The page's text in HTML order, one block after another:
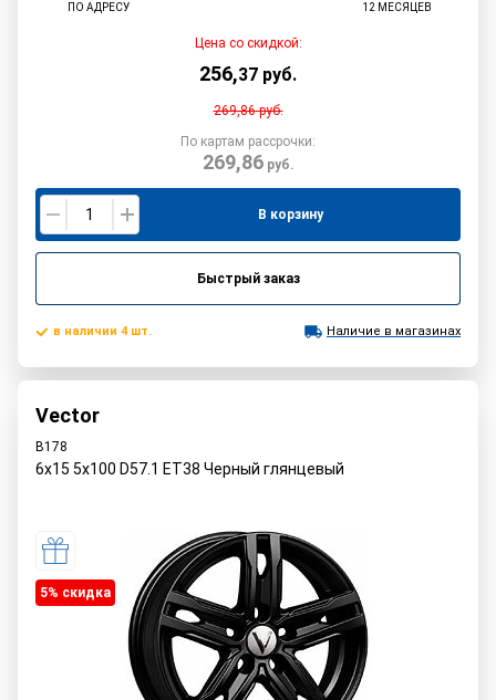
ПО АДРЕСУ
12 МЕСЯЦЕВ
Цена со скидкой:
256,37 руб.
269,86руб.
По картам рассрочки:
269,86руб.
В корзину
Быстрый заказ
в наличии 4 шт. Наличие в магазинах
Vector
B178
6x15 5x100 D57.1 ET38 Черный глянцевый
5% cкидка